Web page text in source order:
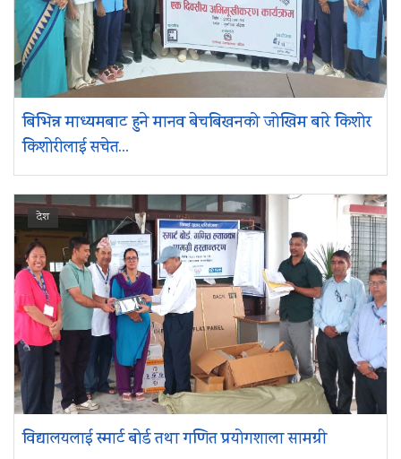
बिभिन्न माध्यमबाट हुने मानव बेचबिखनको जोखिम बारे किशोर
किशोरीलाई सचेत...
देश
विद्यालयलाई स्मार्ट बोर्ड तथा गणित प्रयोगशाला सामग्री